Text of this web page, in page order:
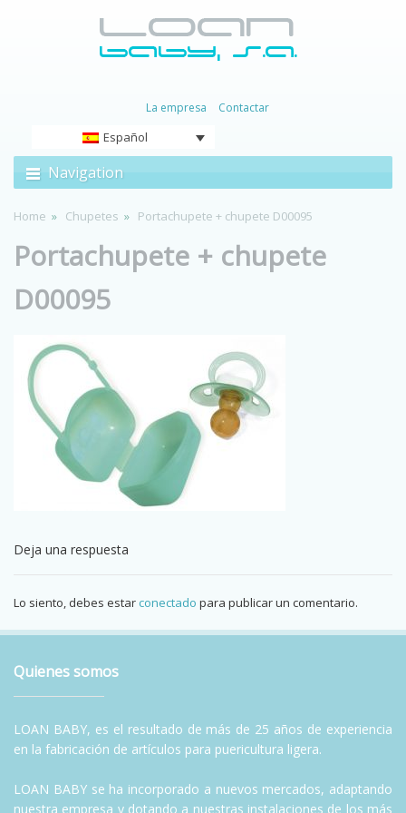
La empresa Contactar
Español
Navigation
Home Chupetes Portachupete + chupete D00095
Portachupete + chupete
D00095
Deja una respuesta
Lo siento, debes estar conectado para publicar un comentario.
Quienes somos
LOAN BABY, es el resultado de más de 25 años de experiencia
en la fabricación de artículos para puericultura ligera.
LOAN BABY se ha incorporado a nuevos mercados, adaptando
nuestra empresa y dotando a nuestras instalaciones de los más